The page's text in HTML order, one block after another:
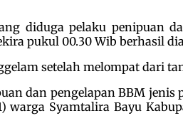
diduga pelaku penipuan
pukul 00.30 Wib berhasil
setelah melompat dari
dan pengelapan BBM jenis
warga Syamtalira Bayu